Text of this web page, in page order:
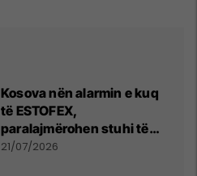
Kosova nën alarmin e kuq
të ESTOFEX,
paralajmërohen stuhi të
fuqishme me breshër dhe
21/07/2026